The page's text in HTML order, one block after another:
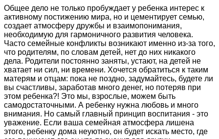
Общее дело не только пробуждает у ребенка интерес к
активному постижению мира, но и цементирует семью,
создает атмосферу дружбы и взаимопонимания,
необходимую для гармоничного развития человека.
Часто семейные конфликты возникают именно из-за того,
что родителям, по словам детей, нет до них никакого
дела. Родители постоянно заняты, устают, на детей не
хватает ни сил, ни времени. Хочется обратиться к таким
матерям и отцам: пока не поздно, задумайтесь, будете ли
вы счастливы, заработав много денег, но потеряв при
этом ребенка?! Это мы, взрослые, можем быть
самодостаточными. А ребенку нужна любовь и много
внимания. Но самый главный принцип воспитания - это
уважение. Если ваша семейная атмосфера лишена
этого, ребенку дома неуютно, он будет искать место, где